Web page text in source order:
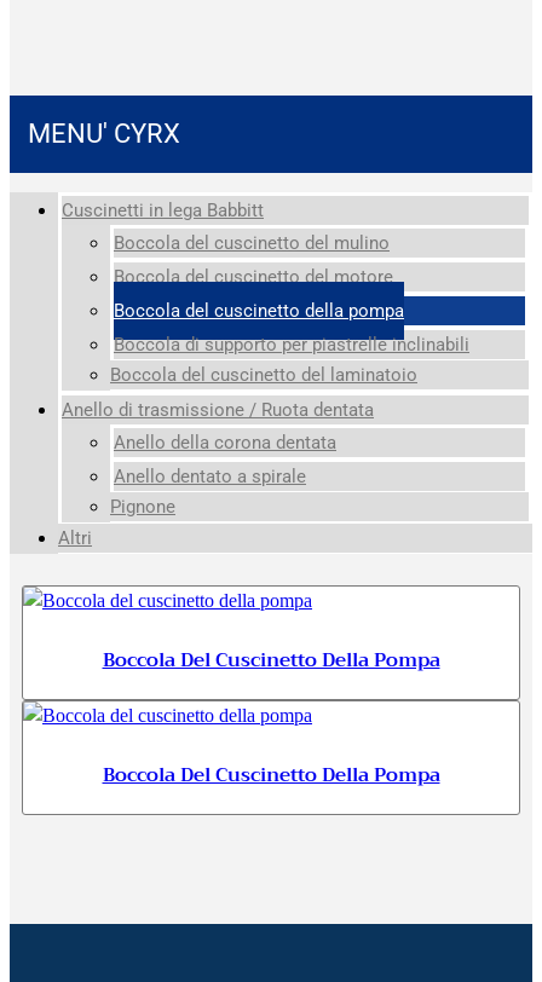
MENU' CYRX
Cuscinetti in lega Babbitt
Boccola del cuscinetto del mulino
Boccola del cuscinetto del motore
Boccola del cuscinetto della pompa
Boccola di supporto per piastrelle inclinabili
Boccola del cuscinetto del laminatoio
Anello di trasmissione / Ruota dentata
Anello della corona dentata
Anello dentato a spirale
Pignone
Altri
Boccola Del Cuscinetto Della Pompa
Boccola Del Cuscinetto Della Pompa